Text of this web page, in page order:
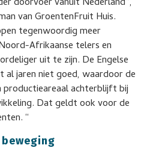
van GroentenFruit Huis.
tegenwoordig meer
Afrikaanse telers en
uit te zijn. De Engelse
al jaren niet goed, waardoor de
productieareaal achterblijft bij
Dat geldt ook voor de
“